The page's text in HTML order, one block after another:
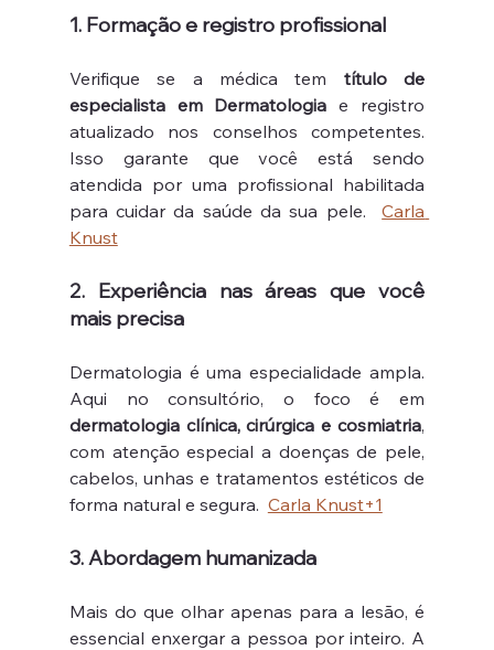
1. Formação e registro profissional
Verifique se a médica tem título de
especialista em Dermatologia e registro
atualizado nos conselhos competentes.
Isso garante que você está sendo
atendida por uma profissional habilitada
para cuidar da saúde da sua pele. Carla
Knust
2. Experiência nas áreas que você
mais precisa
Dermatologia é uma especialidade ampla.
dermatologia clínica, cirúrgica e cosmiatria,
com atenção especial a doenças de pele,
cabelos, unhas e tratamentos estéticos de
forma natural e segura. Carla Knust+1
3. Abordagem humanizada
Mais do que olhar apenas para a lesão, é
essencial enxergar a pessoa por inteiro. A